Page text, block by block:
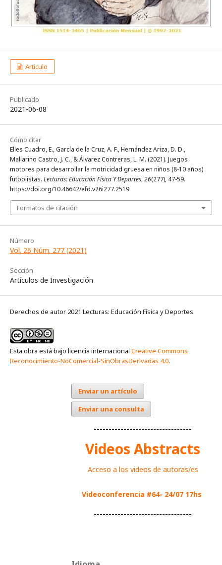
Articulo
Publicado
2021-06-08
Cómo citar
Elles Cuadro, E., García de la Cruz, A. F., Hernández Ariza, D. D.,
Mallarino Castro, J. C., & Álvarez Contreras, L. M. (2021). Juegos
motores para desarrollar la motricidad gruesa en niños (8-10 años)
futbolistas. Lecturas: Educación Física Y Deportes,26(277), 47-59.
https://doi.org/10.46642/efd.v26i277.2519
Formatos de citación
Número
Vol. 26 Núm. 277 (2021)
Sección
Artículos de Investigación
Derechos de autor 2021 Lecturas: Educación Física y Deportes
Esta obra está bajo licencia internacional Creative Commons
Reconocimiento-NoComercial-SinObrasDerivadas 4.0.
Enviar un artículo
Enviar una consulta
---------------------------------
Videos Abstracts
Acceso a los videos de autoras/es
Videoconferencia #64- 24/07 17hs
---------------------------------